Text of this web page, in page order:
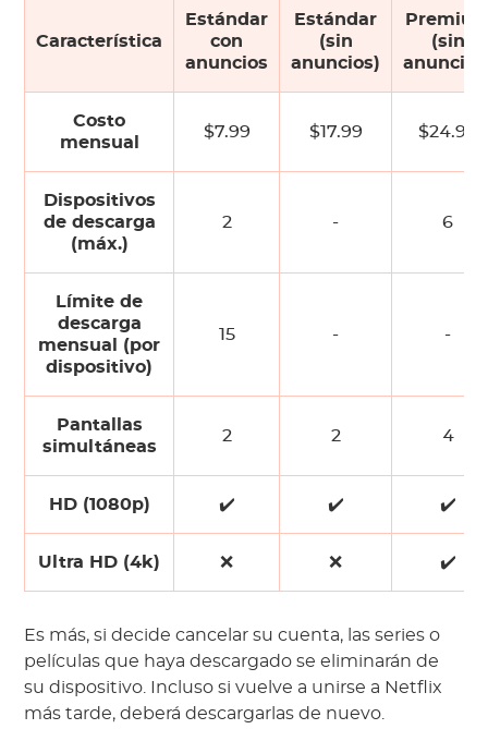
Característica
Estándar
con
anuncios
Estándar
(sin
anuncios)
(sin
Costo
mensual
$7.99 $17.99 $24.99
Dispositivos
de descarga
(máx.)
2 - 6
Límite de
descarga
mensual (por
dispositivo)
15 - -
Pantallas
simultáneas
2 2 4
HD (1080p) ✔️ ✔️ ✔️
Ultra HD (4k) ❌ ❌ ✔️
Es más, si decide cancelar su cuenta, las series o
películas que haya descargado se eliminarán de
su dispositivo. Incluso si vuelve a unirse a Netflix
más tarde, deberá descargarlas de nuevo.